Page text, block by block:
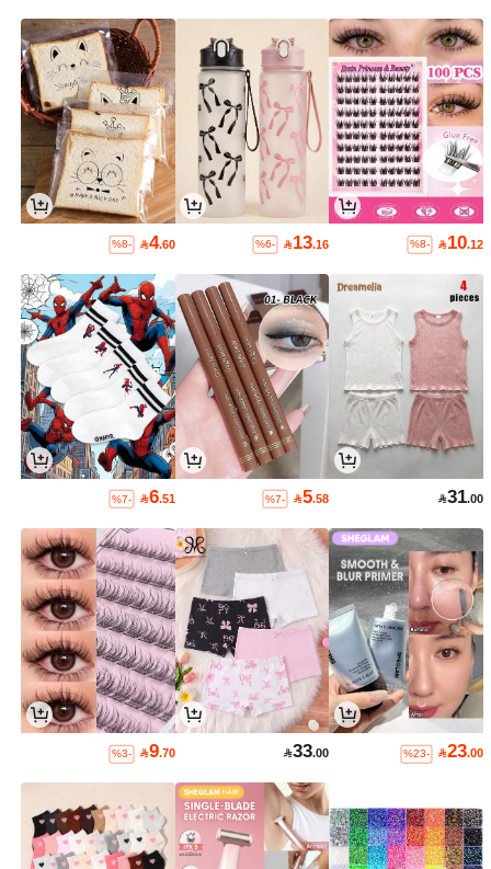
10.12
%8-
13.16
%6-
4.60
%8-
31.00
5.58
%7-
6.51
%7-
23.00
%23-
33.00
9.70
%3-